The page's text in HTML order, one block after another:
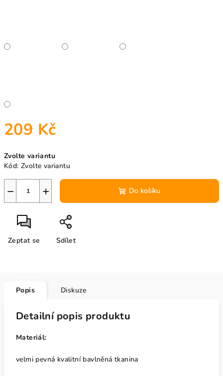
209 Kč
cena:
Zvolte variantu
Kód: Zvolte variantu
+
− Do košíku
Zeptat se Sdílet
Popis Diskuze
Detailní popis produktu
Materiál:
velmi pevná kvalitní bavlněná tkanina